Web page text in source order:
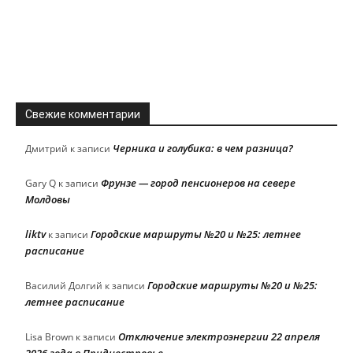
Свежие комментарии
Дмитрий к записи Черника и голубика: в чем разница?
Gary Q к записи Фрунзе — город пенсионеров на севере
Молдовы
liktvк записи Городские маршруты №20 и №25: летнее
расписание
Василий Долгий к записи Городские маршруты №20 и №25:
летнее расписание
Lisa Brown к записи Отключение электроэнергии 22 апреля